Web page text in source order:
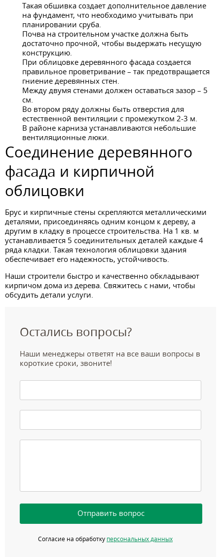
Такая обшивка создает дополнительное давление
на фундамент, что необходимо учитывать при
планировании сруба.
Почва на строительном участке должна быть
достаточно прочной, чтобы выдержать несущую
конструкцию.
При облицовке деревянного фасада создается
правильное проветривание – так предотвращается
гниение деревянных стен.
Между двумя стенами должен оставаться зазор – 5
см.
Во втором ряду должны быть отверстия для
естественной вентиляции с промежутком 2-3 м.
В районе карниза устанавливаются небольшие
вентиляционные люки.
Соединение деревянного
фасада и кирпичной
облицовки
Брус и кирпичные стены скрепляются металлическими
деталями, присоединяясь одним концом к дереву, а
другим в кладку в процессе строительства. На 1 кв. м
устанавливается 5 соединительных деталей каждые 4
ряда кладки. Такая технология облицовки здания
обеспечивает его надежность, устойчивость.
Наши строители быстро и качественно обкладывают
кирпичом дома из дерева. Свяжитесь с нами, чтобы
обсудить детали услуги.
Остались вопросы?
Наши менеджеры ответят на все ваши вопросы в
короткие сроки, звоните!
Отправить вопрос
Согласие на обработку персональных данных